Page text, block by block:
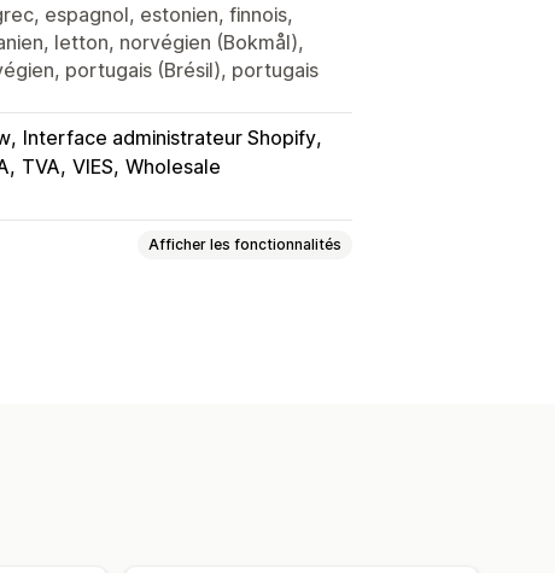
espagnol, estonien, finnois,
letton, norvégien (Bokmål),
portugais (Brésil), portugais
Interface administrateur Shopify
TVA VIES Wholesale
Afficher les fonctionnalités